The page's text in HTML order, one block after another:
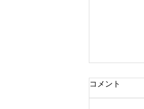
コメント